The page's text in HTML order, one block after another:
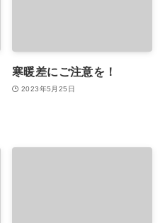
寒暖差にご注意を！
2023年5月25日